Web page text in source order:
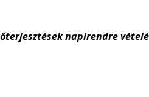
napirendre